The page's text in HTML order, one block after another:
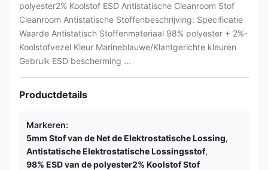
polyester2% Koolstof ESD Antistatische Cleanroom Stof
Cleanroom Antistatische Stoffenbeschrijving: Specificatie
Waarde Antistatisch Stoffenmateriaal 98% polyester + 2%-
Koolstofvezel Kleur Marineblauwe/Klantgerichte kleuren
Gebruik ESD bescherming ...
Productdetails
Markeren:
5mm Stof van de Net de Elektrostatische Lossing,
Antistatische Elektrostatische Lossingsstof,
98% ESD van de polyester2% Koolstof Stof